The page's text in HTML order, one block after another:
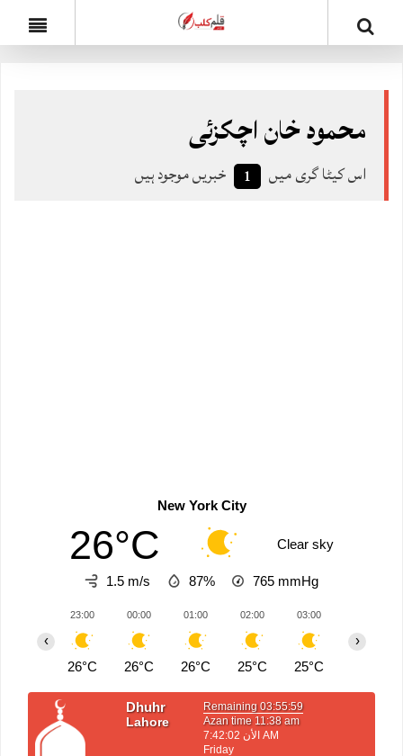
محمود خان اچکزئی
اس کیٹا گری میں 1 خبریں موجود ہیں
New York City
26°C Clear sky
1.5 m/s 87% 765 mmHg
23:00
26°C
00:00
26°C
01:00
26°C
02:00
25°C
03:00
25°C
‹ ›